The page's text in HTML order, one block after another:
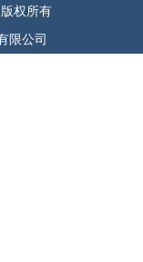
权所有
限公司